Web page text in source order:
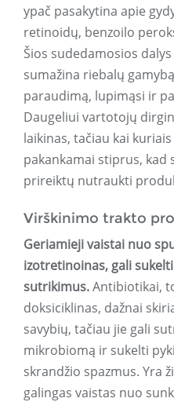
ypač pasakytina apie
retinoidų, benzoilo
Šios sudedamosios
sumažina riebalų
paraudimą, lupimąsi ir
Daugeliui vartotojų
laikinas, tačiau kai
pakankamai stiprus,
prireiktų nutraukti
Virškinimo trakto
Geriamieji vaistai nuo
izotretinoinas, gali
sutrikimus.Antibiotikai,
doksiciklinas, dažnai
savybių, tačiau jie gali
mikrobiomą ir sukelti
skrandžio spazmus. Yra
galingas vaistas nuo